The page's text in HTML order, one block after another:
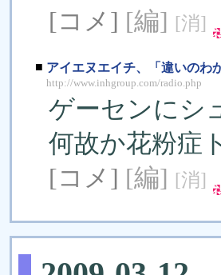
[コメ] [編] [消]
■ アイエヌエイチ、「違いのわ
http://www.inhgroup.com/radio.php
ゲーセンにシ
何故か花粉症
[コメ] [編] [消]